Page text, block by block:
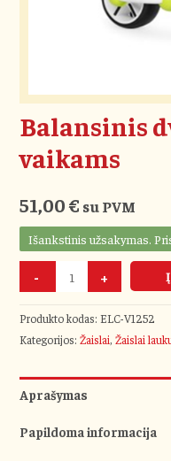
Balansinis
vaikams
51,00€ su PVM
Išankstinis užsakymas.
- +
Produkto kodas:ELC-V1252
Kategorijos:Žaislai,Žaislai
Aprašymas
Papildoma informacija